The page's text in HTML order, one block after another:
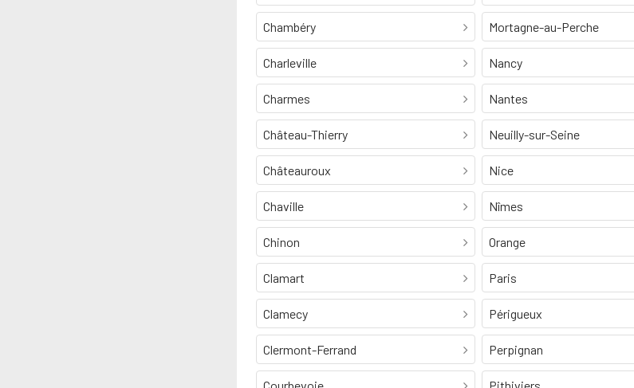
Chambéry
Charleville
Charmes
Château-Thierry
Châteauroux
Chaville
Chinon
Clamart
Clamecy
Clermont-Ferrand
Mortagne-au-Perche
Nancy
Nantes
Neuilly-sur-Seine
Nice
Nîmes
Orange
Paris
Périgueux
Perpignan